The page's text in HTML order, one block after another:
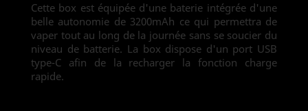
Cette box est équipée d'une baterie intégrée d'une
belle autonomie de 3200mAh ce qui permettra de
vaper tout au long de la journée sans se soucier du
niveau de batterie. La box dispose d'un port USB
type-C afin de la recharger la fonction charge
rapide.